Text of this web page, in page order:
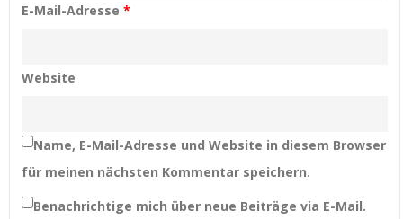
E-Mail-Adresse *
Website
Name, E-Mail-Adresse und Website in diesem Browser
für meinen nächsten Kommentar speichern.
Benachrichtige mich über neue Beiträge via E-Mail.